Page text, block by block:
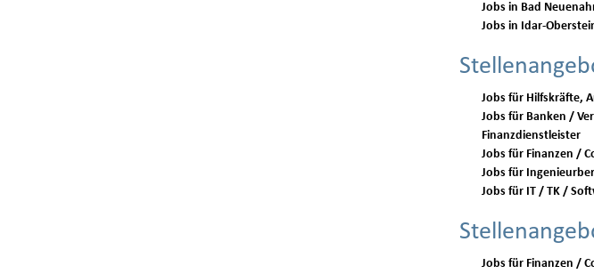
Jobs in Bad
Jobs in Idar-
Jobs für Hilfskräfte,
Jobs für Banken /
Finanzdienstleister
Jobs für Finanzen /
Jobs für
Jobs für IT / TK /